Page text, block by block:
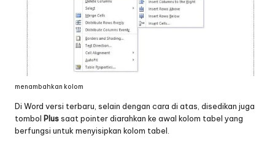
menambahkan kolom
Di Word versi terbaru, selain dengan cara di atas, disedikan juga
tombol Plussaat pointer diarahkan ke awal kolom tabel yang
berfungsi untuk menyisipkan kolom tabel.